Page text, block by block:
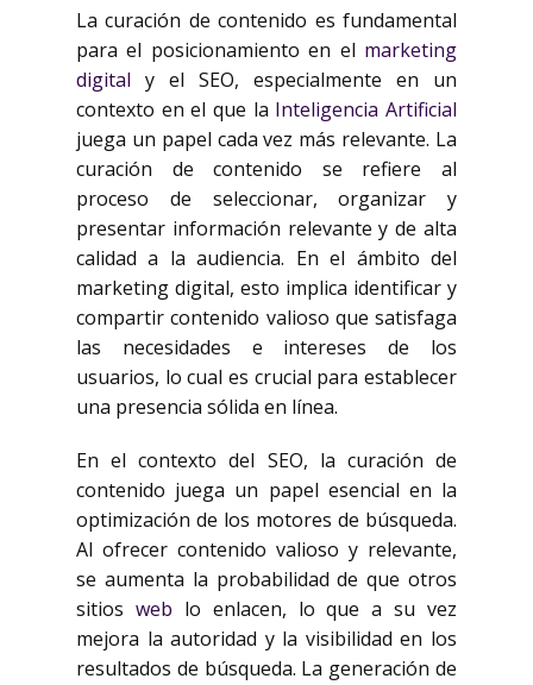
La curación de contenido es fundamental
para el posicionamiento en el marketing
digital y el SEO, especialmente en un
contexto en el que la Inteligencia Artificial
juega un papel cada vez más relevante. La
curación de contenido se refiere al
proceso de seleccionar, organizar y
presentar información relevante y de alta
calidad a la audiencia. En el ámbito del
marketing digital, esto implica identificar y
compartir contenido valioso que satisfaga
las necesidades e intereses de los
usuarios, lo cual es crucial para establecer
una presencia sólida en línea.
En el contexto del SEO, la curación de
contenido juega un papel esencial en la
optimización de los motores de búsqueda.
Al ofrecer contenido valioso y relevante,
se aumenta la probabilidad de que otros
sitios web lo enlacen, lo que a su vez
mejora la autoridad y la visibilidad en los
resultados de búsqueda. La generación de